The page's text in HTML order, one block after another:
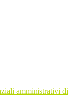
amministrativi di